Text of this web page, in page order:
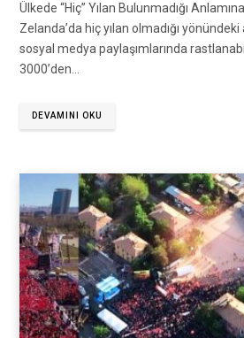
Ülkede “Hiç” Yılan Bulunmadığı
Zelanda’da hiç yılan olmadığı
sosyal medya paylaşımlarında
3000’den…
DEVAMINI OKU